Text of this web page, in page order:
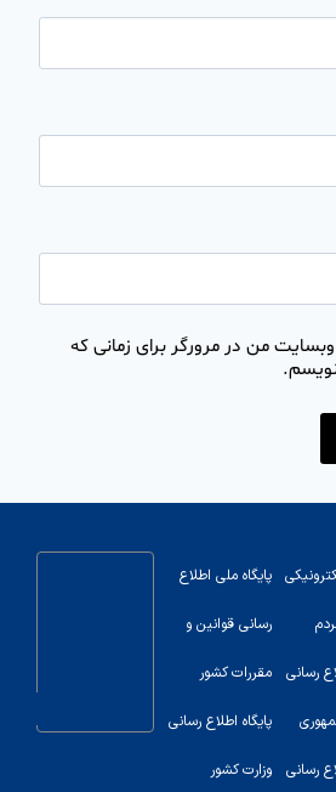
من در مرورگر برای زمانی که
رسانی
رسانی
پایگاه ملی اطلاع
رسانی قوانین و
مقررات کشور
پایگاه اطلاع رسانی
وزارت کشور